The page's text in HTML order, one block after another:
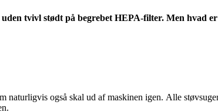
tvivl stødt på begrebet HEPA-filter. Men hvad
naturligvis også skal ud af maskinen igen. Alle